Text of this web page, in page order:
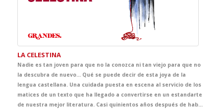
LA CELESTINA
Nadie es tan joven para que no la conozca ni tan viejo para que no
la descubra de nuevo... Qué se puede decir de esta joya de la
lengua castellana. Una cuidada puesta en escena al servicio de los
matices de un texto que ha llegado a convertirse en un estandarte
de nuestra mejor literatura. Casi quinientos años después de haber sido escrita, esta obra nos demuestra lo poco que ha cambiado la esencia de las pasiones humanas, y el precio que se puede llegar a pagar por creer dominarlas.